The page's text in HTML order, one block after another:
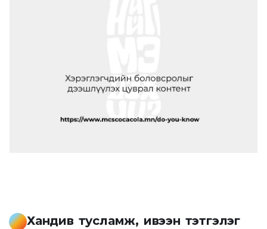
Хандив тусламж, ивээн тэтгэлэг